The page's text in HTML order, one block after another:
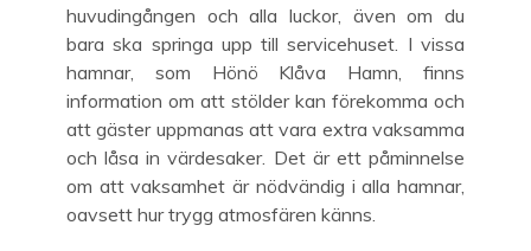
huvudingången och alla luckor, även om du
bara ska springa upp till servicehuset. I vissa
hamnar, som Hönö Klåva Hamn, finns
information om att stölder kan förekomma och
att gäster uppmanas att vara extra vaksamma
och låsa in värdesaker. Det är ett påminnelse
om att vaksamhet är nödvändig i alla hamnar,
oavsett hur trygg atmosfären känns.